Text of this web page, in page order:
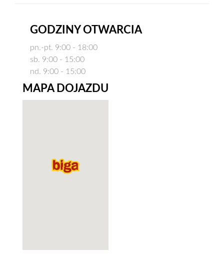
GODZINY OTWARCIA
pn.-pt. 9:00 - 18:00
sb. 9:00 - 15:00
nd. 9:00 - 15:00
MAPA DOJAZDU